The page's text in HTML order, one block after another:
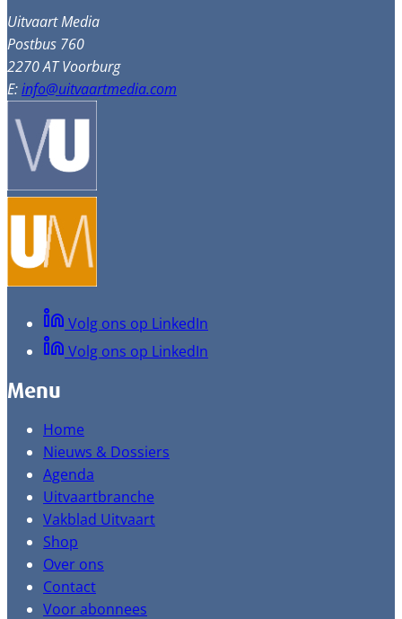
Uitvaart Media
Postbus 760
2270 AT Voorburg
E:info@uitvaartmedia.com
Volg ons op LinkedIn
Volg ons op LinkedIn
Menu
Home
Nieuws & Dossiers
Agenda
Uitvaartbranche
Vakblad Uitvaart
Shop
Over ons
Contact
Voor abonnees